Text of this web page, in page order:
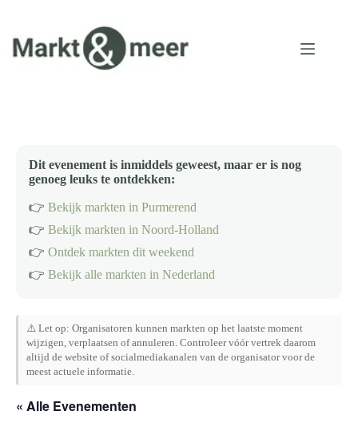
inhoud
Dit evenement is inmiddels geweest, maar er is nog
genoeg leuks te ontdekken:
👉 Bekijk markten in Purmerend
👉 Bekijk markten in Noord-Holland
👉 Ontdek markten dit weekend
👉 Bekijk alle markten in Nederland
⚠️ Let op: Organisatoren kunnen markten op het laatste moment
wijzigen, verplaatsen of annuleren. Controleer vóór vertrek daarom
altijd de website of socialmediakanalen van de organisator voor de
meest actuele informatie.
« Alle Evenementen